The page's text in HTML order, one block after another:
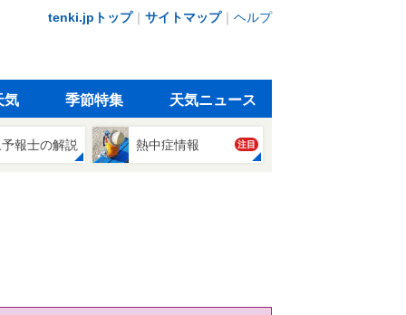
tenki.jpトップ｜ サイトマップ｜ ヘルプ
気 季節特集 天気ニュース
報士の解説 熱中症情報 注目